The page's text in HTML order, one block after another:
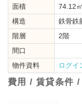
面積
74.12
構造
鉄骨鉄
階層
2階
間口
物件資料
ログイ
費用 / 賃貸条件 /